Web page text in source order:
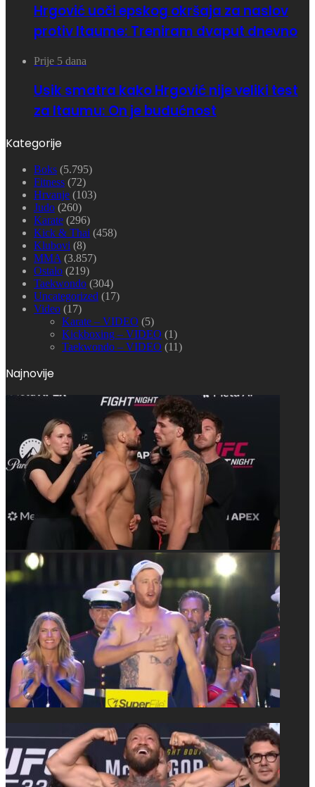
Hrgović uoči epskog okršaja za naslov
protiv Itaume: Treniram dvaput dnevno
Prije 5 dana
Usik smatra kako Hrgović nije veliki test
za Itaumu: On je budućnost
Kategorije
Boks (5.795)
Fitness (72)
Hrvanje (103)
Judo (260)
Karate (296)
Kick & Thai (458)
Klubovi (8)
MMA (3.857)
Ostalo (219)
Taekwondo (304)
Uncategorized (17)
Video (17)
Karate – VIDEO (5)
Kickboxing – VIDEO (1)
Taekwondo – VIDEO (11)
Najnovije